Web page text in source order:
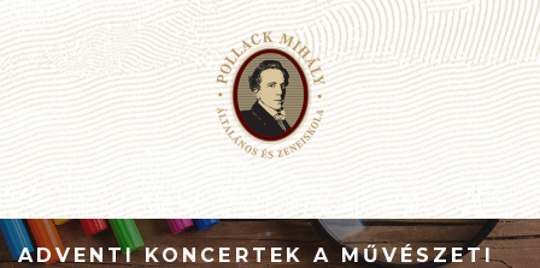
ADVENTI KONCERTEK A MŰVÉSZETI